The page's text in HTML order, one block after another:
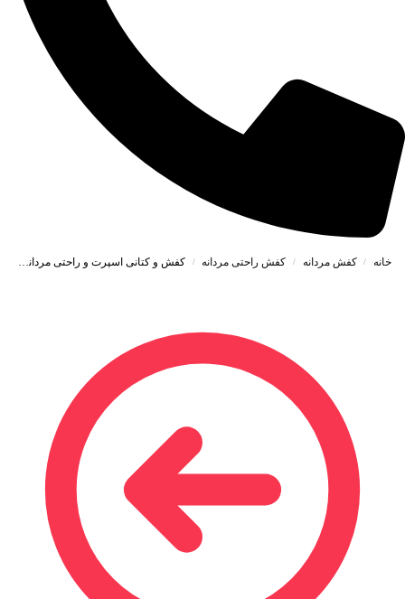
خانه / کفش مردانه / کفش راحتی مردانه / کفش و کتانی اسپرت و راحتی مردانه رنگ سفید مشکی کد 41325